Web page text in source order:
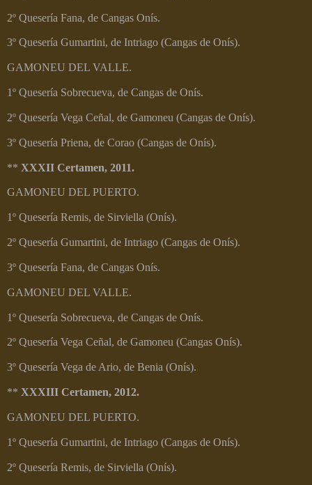
2º Quesería Fana, de Cangas Onís.
3º Quesería Gumartini, de Intriago (Cangas de Onís).
GAMONEU DEL VALLE.
1º Quesería Sobrecueva, de Cangas de Onís.
2º Quesería Vega Ceñal, de Gamoneu (Cangas de Onís).
3º Quesería Priena, de Corao (Cangas de Onís).
** XXXII Certamen, 2011.
GAMONEU DEL PUERTO.
1º Quesería Remis, de Sirviella (Onís).
2º Quesería Gumartini, de Intriago (Cangas de Onís).
3º Quesería Fana, de Cangas Onís.
GAMONEU DEL VALLE.
1º Quesería Sobrecueva, de Cangas de Onís.
2º Quesería Vega Ceñal, de Gamoneu (Cangas Onís).
3º Quesería Vega de Ario, de Benia (Onís).
** XXXIII Certamen, 2012.
GAMONEU DEL PUERTO.
1º Quesería Gumartini, de Intriago (Cangas de Onís).
2º Quesería Remis, de Sirviella (Onís).